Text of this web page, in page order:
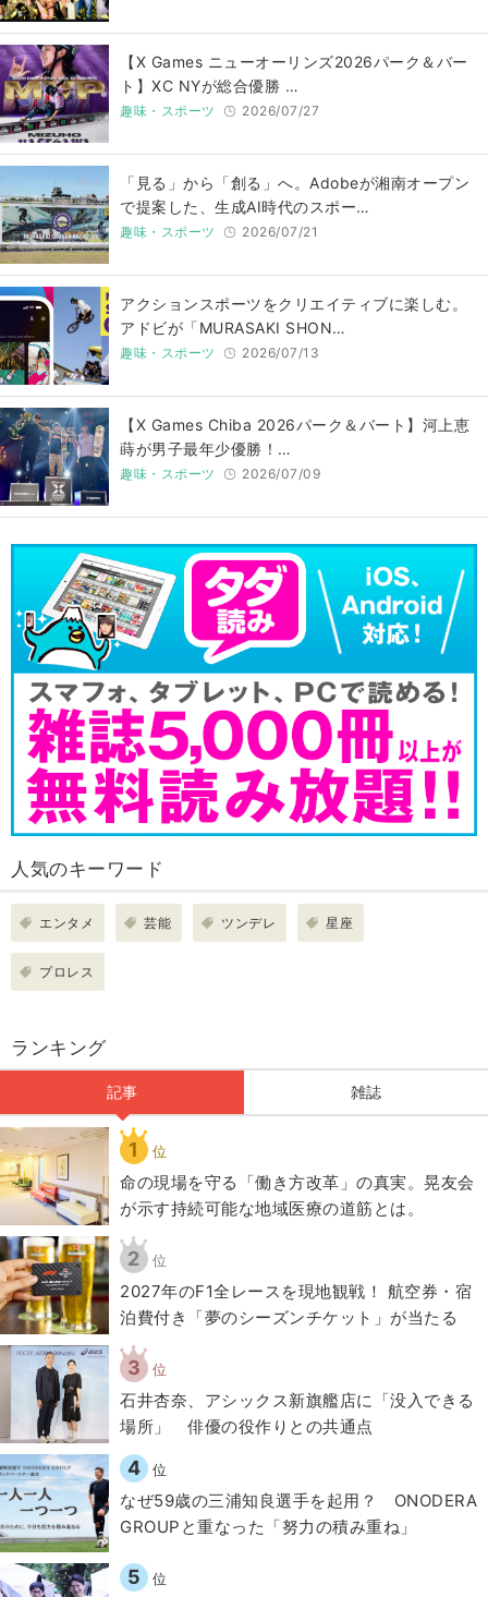
【X Games ニューオーリンズ2026パーク＆バー
ト】XC NYが総合優勝 …
趣味・スポーツ 2026/07/27
「見る」から「創る」へ。Adobeが湘南オープン
で提案した、生成AI時代のスポー…
趣味・スポーツ 2026/07/21
アクションスポーツをクリエイティブに楽しむ。
アドビが「MURASAKI SHON…
趣味・スポーツ 2026/07/13
【X Games Chiba 2026パーク＆バート】河上恵
蒔が男子最年少優勝！…
趣味・スポーツ 2026/07/09
人気のキーワード
エンタメ 芸能 ツンデレ 星座
プロレス
ランキング
記事 雑誌
1 位
​命の現場を守る「働き方改革」の真実。晃友会
が示す持続可能な地域医療の道筋とは。
2 位
2027年のF1全レースを現地観戦！ 航空券・宿
泊費付き「夢のシーズンチケット」が当たる
3 位
石井杏奈、アシックス新旗艦店に「没入できる
場所」 俳優の役作りとの共通点
4 位
なぜ59歳の三浦知良選手を起用？ ONODERA
GROUPと重なった「努力の積み重ね」
5 位